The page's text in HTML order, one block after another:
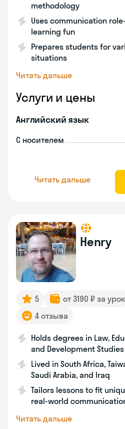
methodology
Uses communication
learning fun
Prepares students for
situations
Читать дальше
Услуги и цены
Английский язык
С носителем
Читать дальше
Henry
5 от 3190 ₽ за урок
4 отзыва
Holds degrees in Law,
and Development Studies
Lived in South Africa,
Saudi Arabia, and Iraq
Tailors lessons to fit
real-world
Читать дальше